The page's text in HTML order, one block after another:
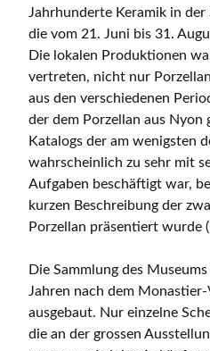
Jahrhunderte Keramik in der
die vom 21. Juni bis 31.
Die lokalen Produktionen
vertreten, nicht nur
aus den verschiedenen
der dem Porzellan aus Nyon
Katalogs der am wenigsten
wahrscheinlich zu sehr mit
Aufgaben beschäftigt war,
kurzen Beschreibung der
Porzellan präsentiert wurde
Die Sammlung des
Jahren nach dem
ausgebaut. Nur einzelne
die an der grossen